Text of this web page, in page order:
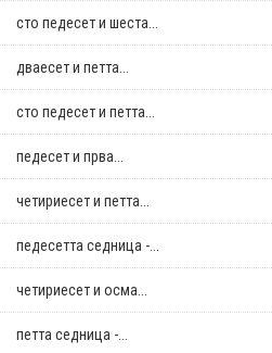
сто педесет и шеста...
дваесет и петта...
сто педесет и петта...
педесет и прва...
четириесет и петта...
педесетта седница -...
четириесет и осма...
петта седница -...